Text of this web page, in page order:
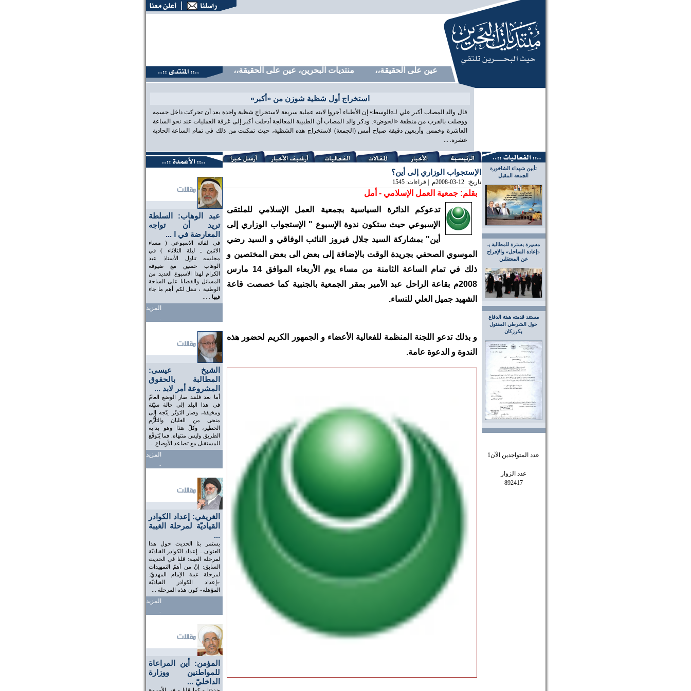
منتديات البحرين، عين على الحقيقة،، منتديات البحرين، عين على الحقيقة،، منتديات البحرين، عين على الحقيقة،، منتديات البحرين، عين على
استخراج أول شظية شوزن من «أكبر»
قال والد المصاب أكبر علي لـ»الوسط» إن الأطباء أجروا لابنه عملية سريعة لاستخراج شظية واحدة بعد أن تحركت داخل جسمه
ووصلت بالقرب من منطقة «الحوض». وذكر والد المصاب أن الطبيبة المعالجة أدخلت أكبر إلى غرفة العمليات عند نحو الساعة
العاشرة وخمس وأربعين دقيقة صباح أمس (الجمعة) لاستخراج هذه الشظية، حيث تمكنت من ذلك في تمام الساعة الحادية
عشرة. ...
تأبين شهداء الشاخورة
الجمعة المقبل
مسيرة بسترة للمطالبة بـ
«إعادة الساحل» والإفراج
عن المعتقلين
مستند قدمته هيئة الدفاع
حول الشرطي المقتول
بكرزكان
عدد المتواجدين الآن1
عدد الزوار
892417
عبد الوهاب: السلطة
تريد أن تواجه
المعارضة في ا ...
في لقائه الاسبوعي ( مساء
الاثنين ـ ليلة الثلاثاء ) في
مجلسه تناول الأستاذ عبد
الوهاب حسين مع ضيوفه
الكرام لهذا الاسبوع العديد من
المسائل والقضايا على الساحة
الوطنية ، ننقل لكم أهم ما جاء
فيها . ...
المزيد
..
الشيخ عيسى:
المطالبة بالحقوق
المشروعة أمر لابد ...
أما بعد فلقد صار الوضع العامّ
في هذا البلد إلى حالة سيّئة
ومخيفة، وصار التوتّر يتّجه إلى
منحى من الغليان والتأزُّم
الخطير، وكلّ هذا وهو بداية
الطريق وليس منتهاه. فما يُتوقّع
للمستقبل مع تصاعد الأوضاع ...
المزيد
..
الغريفي: إعداد الكوادر
القياديّة لمرحلة الغيبة
...
يستمر بنا الحديث حول هذا
العنوان... إعداد الكوادر القياديّة
لمرحلة الغيبة: قلنا في الحديث
السابق: إنّ من أهمّ التمهيدات
لمرحلة غيبة الإمام المهديّ:
«إعداد الكوادر القياديّة
المؤهلة» كون هذه المرحلة ...
المزيد
..
المؤمن: أين المراعاة
للمواطنين ووزارة
الداخليّ ...
الإستجواب الوزاري إلى أين؟
تاريخ: 2008-03-12م | قراءات: 1545
بقلم: جمعية العمل الإسلامي - أمل
تدعوكم الدائرة السياسية بجمعية العمل الإسلامي للملتقى
الإسبوعي حيث ستكون ندوة الإسبوع " الإستجواب الوزاري إلى
أين" بمشاركة السيد جلال فيروز النائب الوفاقي و السيد رضي
الموسوي الصحفي بجريدة الوقت بالإضافة إلى بعض الى بعض المختصين و
ذلك في تمام الساعة الثامنة من مساء يوم الأربعاء الموافق 14 مارس
2008م بقاعة الراحل عبد الأمير بمقر الجمعية بالجنبية كما خصصت قاعة
الشهيد جميل العلي للنساء.
و بذلك تدعو اللجنة المنظمة للفعالية الأعضاء و الجمهور الكريم لحضور هذه
الندوة و الدعوة عامة.